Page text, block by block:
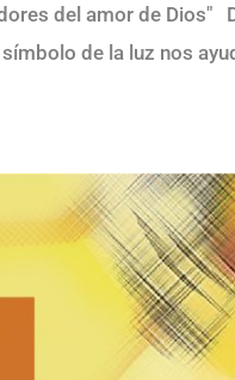
del amor de Dios"
de la luz nos